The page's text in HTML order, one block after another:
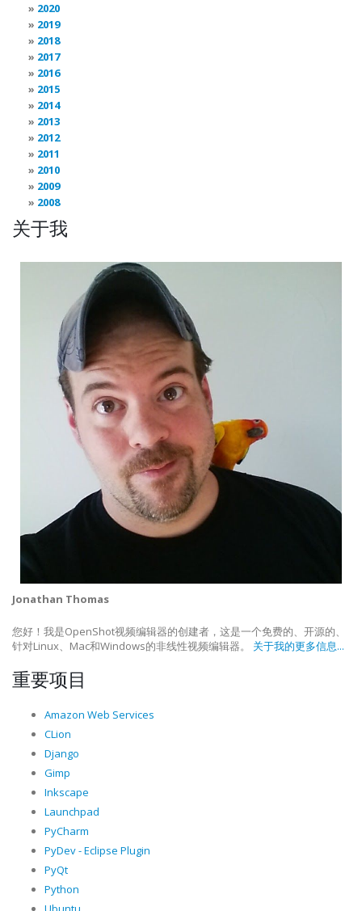
2020
2019
2018
2017
2016
2015
2014
2013
2012
2011
2010
2009
2008
关于我
Jonathan Thomas
您好！我是OpenShot视频编辑器的创建者，这是一个免费的、开源的、
针对Linux、Mac和Windows的非线性视频编辑器。 关于我的更多信息...
重要项目
Amazon Web Services
CLion
Django
Gimp
Inkscape
Launchpad
PyCharm
PyDev - Eclipse Plugin
PyQt
Python